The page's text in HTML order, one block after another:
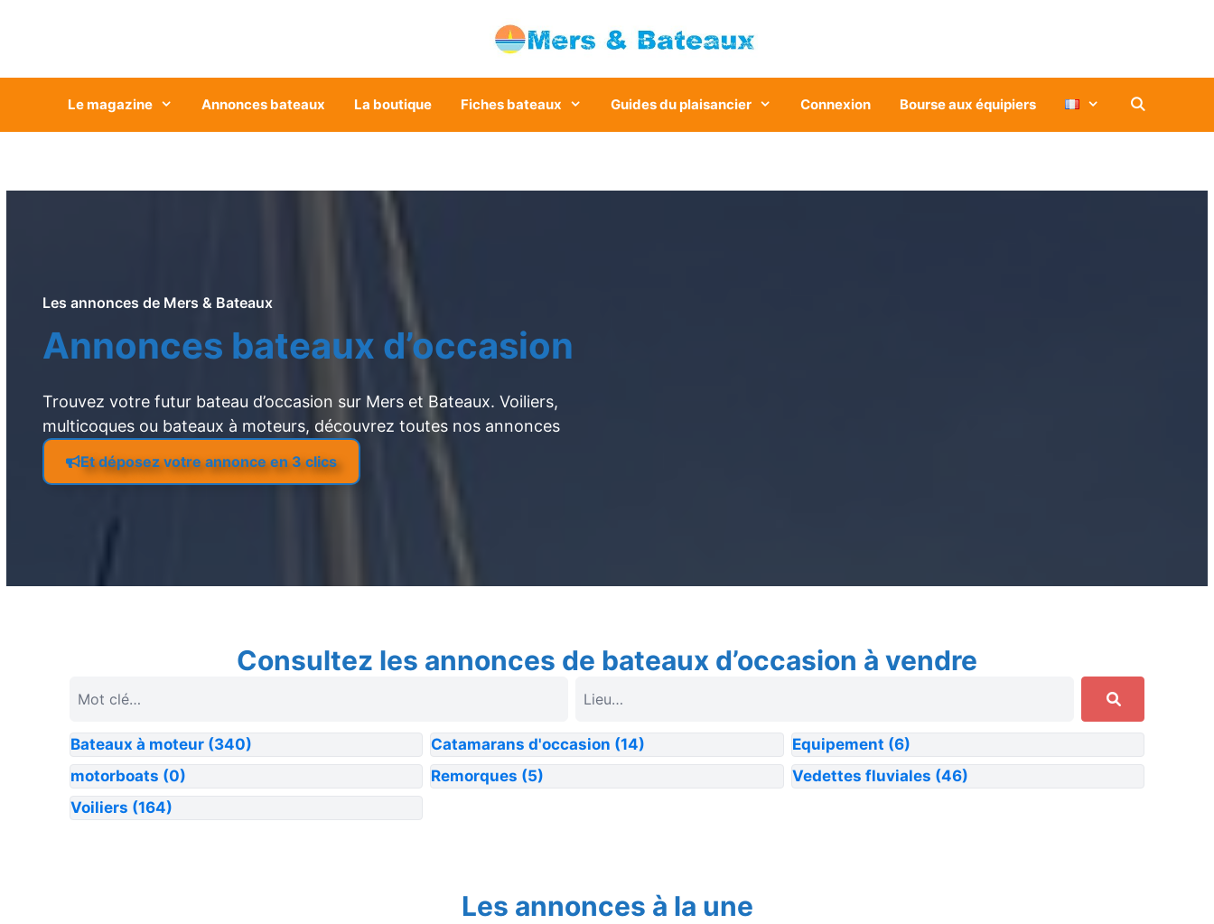
Le magazine Annonces bateaux La boutique Fiches bateaux Guides du plaisancier Connexion Bourse aux équipiers
Les annonces de Mers & Bateaux
Annonces bateaux d’occasion
Trouvez votre futur bateau d’occasion sur Mers et Bateaux. Voiliers,
multicoques ou bateaux à moteurs, découvrez toutes nos annonces
Et déposez votre annonce en 3 clics
Consultez les annonces de bateaux d’occasion à vendre
Bateaux à moteur (340) Catamarans d'occasion (14) Equipement (6)
motorboats (0) Remorques (5) Vedettes fluviales (46)
Voiliers (164)
Les annonces à la une